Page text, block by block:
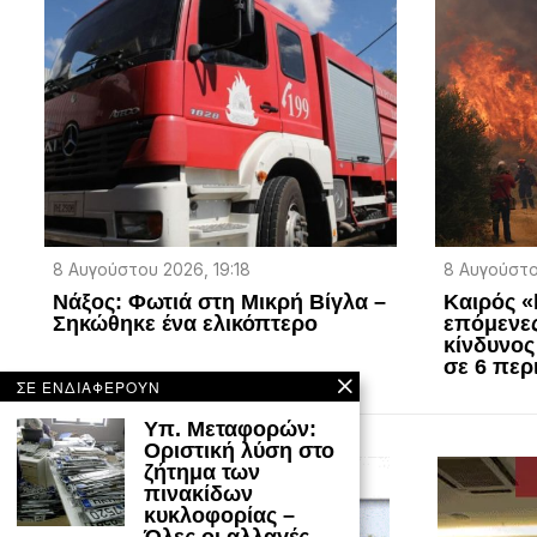
8 Αυγούστου 2026, 19:18
Νάξος: Φωτιά στη Μικρή Βίγλα –
Σηκώθηκε ένα ελικόπτερο
8
Καιρός
σε 6
ΣΕ ΕΝΔΙΑΦΕΡΟΥΝ
Υπ. Μεταφορών:
Οριστική λύση στο
ζήτημα των
πινακίδων
κυκλοφορίας –